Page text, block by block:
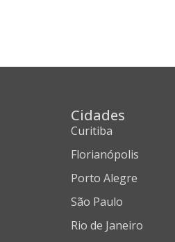
Cidades
Curitiba
Florianópolis
Porto Alegre
São Paulo
Rio de Janeiro